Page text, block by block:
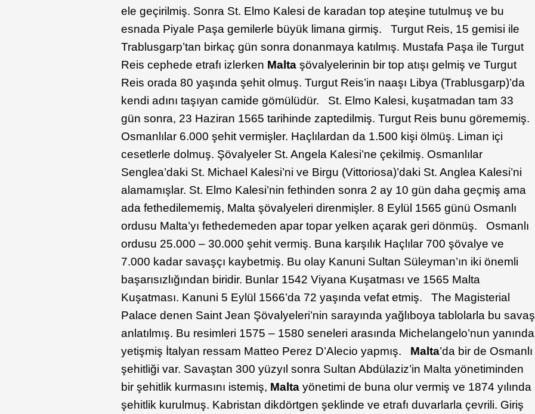
ele geçirilmiş. Sonra St. Elmo Kalesi de karadan top ateşine tutulmuş ve bu
esnada Piyale Paşa gemilerle büyük limana girmiş. Turgut Reis, 15 gemisi ile
Trablusgarp’tan birkaç gün sonra donanmaya katılmış. Mustafa Paşa ile Turgut
Reis cephede etrafı izlerken Malta şövalyelerinin bir top atışı gelmiş ve Turgut
Reis orada 80 yaşında şehit olmuş. Turgut Reis’in naaşı Libya (Trablusgarp)’da
kendi adını taşıyan camide gömülüdür. St. Elmo Kalesi, kuşatmadan tam 33
gün sonra, 23 Haziran 1565 tarihinde zaptedilmiş. Turgut Reis bunu görememiş.
Osmanlılar 6.000 şehit vermişler. Haçlılardan da 1.500 kişi ölmüş. Liman içi
cesetlerle dolmuş. Şövalyeler St. Angela Kalesi’ne çekilmiş. Osmanlılar
Senglea’daki St. Michael Kalesi’ni ve Birgu (Vittoriosa)’daki St. Anglea Kalesi’ni
alamamışlar. St. Elmo Kalesi’nin fethinden sonra 2 ay 10 gün daha geçmiş ama
ada fethedilememiş, Malta şövalyeleri direnmişler. 8 Eylül 1565 günü Osmanlı
ordusu Malta’yı fethedemeden apar topar yelken açarak geri dönmüş. Osmanlı
ordusu 25.000 – 30.000 şehit vermiş. Buna karşılık Haçlılar 700 şövalye ve
7.000 kadar savaşçı kaybetmiş. Bu olay Kanuni Sultan Süleyman’ın iki önemli
başarısızlığından biridir. Bunlar 1542 Viyana Kuşatması ve 1565 Malta
Kuşatması. Kanuni 5 Eylül 1566’da 72 yaşında vefat etmiş. The Magisterial
Palace denen Saint Jean Şövalyeleri’nin sarayında yağlıboya tablolarla bu savaş
anlatılmış. Bu resimleri 1575 – 1580 seneleri arasında Michelangelo’nun yanında
yetişmiş İtalyan ressam Matteo Perez D’Alecio yapmış. Malta’da bir de Osmanlı
şehitliği var. Savaştan 300 yüzyıl sonra Sultan Abdülaziz’in Malta yönetiminden
bir şehitlik kurmasını istemiş, Malta yönetimi de buna olur vermiş ve 1874 yılında
şehitlik kurulmuş. Kabristan dikdörtgen şeklinde ve etrafı duvarlarla çevrili. Giriş